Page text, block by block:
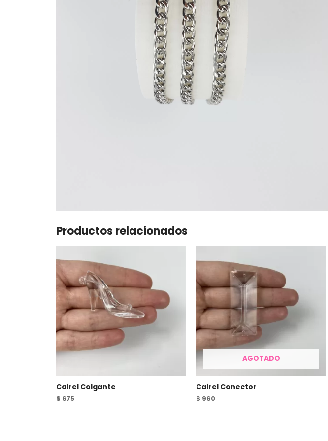
Productos relacionados
Cairel Colgante
$ 675
AGOTADO
Cairel Conector
$ 960